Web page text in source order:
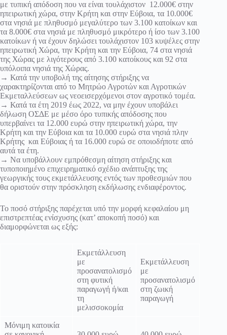
με τυπική απόδοση που να είναι τουλάχιστον 12.000€ στην
ηπειρωτική χώρα, στην Κρήτη και στην Εύβοια, τα 10.000€
στα νησιά με πληθυσμό μεγαλύτερο των 3.100 κατοίκων και
τα 8.000€ στα νησιά με πληθυσμό μικρότερο ή ίσο των 3.100
κατοίκων ή να έχουν δηλώσει τουλάχιστον 103 κυψέλες στην
ηπειρωτική Χώρα, την Κρήτη και την Εύβοια, 74 στα νησιά
της Χώρας με λιγότερους από 3.100 κατοίκους και 92 στα
υπόλοιπα νησιά της Χώρας.
→ Κατά την υποβολή της αίτησης στήριξης να
χαρακτηρίζονται από το Μητρώο Αγροτών και Αγροτικών
Εκμεταλλεύσεων ως νεοεισερχόμενοι στον αγροτικό τομέα.
→ Κατά τα έτη 2019 έως 2022, να μην έχουν υποβάλει
δήλωση ΟΣΔΕ με μέσο όρο τυπικής απόδοσης που
υπερβαίνει τα 12.000 ευρώ στην ηπειρωτική χώρα, την
Κρήτη και την Εύβοια και τα 10.000 ευρώ στα νησιά πλην
Κρήτης και Εύβοιας ή τα 16.000 ευρώ σε οποιοδήποτε από
αυτά τα έτη.
→ Να υποβάλλουν εμπρόθεσμη αίτηση στήριξης και
τυποποιημένο επιχειρηματικό σχέδιο ανάπτυξης της
γεωργικής τους εκμετάλλευσης εντός των προθεσμιών που
θα οριστούν στην πρόσκληση εκδήλωσης ενδιαφέροντος.
Το ποσό στήριξης παρέχεται υπό την μορφή κεφαλαίου μη
επιστρεπτέας ενίσχυσης (κατ’ αποκοπή ποσό) και
διαμορφώνεται ως εξής:
Εκμετάλλευση
με
προσανατολισμό
στη φυτική
παραγωγή ή/και
τη
μελισσοκομία
Εκμετάλλευση
με
προσανατολισμό
στη ζωική
παραγωγή
Μόνιμη κατοικία